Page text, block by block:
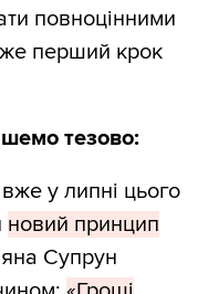
повноцінними
перший крок
тезово:
у липні цього
новий принцип
Супрун